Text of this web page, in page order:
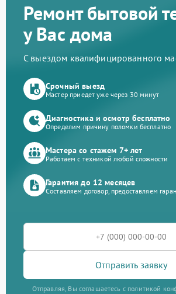
Ремонт бытовой
у Вас дома
С выездом квалифицированного
Срочный выезд
Мастер приедет уже через 30 минут
Диагностика и осмотр бесплатно
Определим причину поломки бесплатно
Мастера со стажем 7+ лет
Работаем с техникой любой сложности
Гарантия до 12 месяцев
Составляем договор, предоставляем
Отправить заявку
Отправляя, Вы соглашаетесь с политикой